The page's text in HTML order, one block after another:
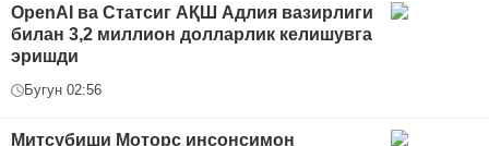
OpenAI ва Статсиг АҚШ Адлия вазирлиги
билан 3,2 миллион долларлик келишувга
эришди
Бугун 02:56
Митсубиши Моторс инсонсимон